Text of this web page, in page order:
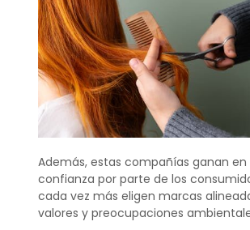
Además, estas compañías ganan
confianza por parte de los
cada vez más eligen marcas
valores y preocupaciones